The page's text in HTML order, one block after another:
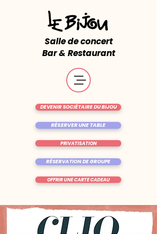
Salle de concert
Bar & Restaurant
RÉSERVER UNE TABLE
OFFRIR UNE CARTE CADEAU
DEVENIR SOCIÉTAIRE DU BIJOU
RÉSERVATION DE GROUPE
PRIVATISATION